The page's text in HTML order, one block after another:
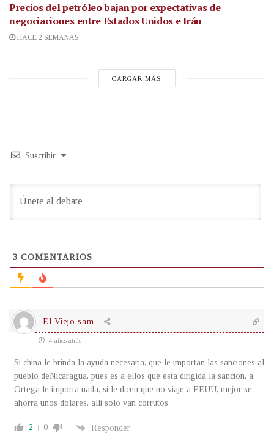
Precios del petróleo bajan por expectativas de
negociaciones entre Estados Unidos e Irán
HACE 2 SEMANAS
CARGAR MÁS
Suscribir
3 COMENTARIOS
El Viejo sam
4 años atrás
Si china le brinda la ayuda necesaria, que le importan las sanciones al
pueblo deNicaragua, pues es a ellos que esta dirigida la sancion, a
Ortega le importa nada, si le dicen que no viaje a EEUU, mejor se
ahorra unos dolares. alli solo van corrutos
2 0 Responder